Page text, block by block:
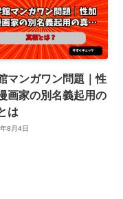
マンガワン問題｜性
画家の別名義起用の
は
8月4日